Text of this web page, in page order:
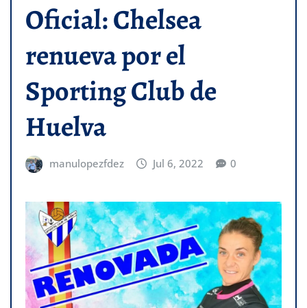
Oficial: Chelsea
renueva por el
Sporting Club de
Huelva
manulopezfdez Jul 6, 2022 0